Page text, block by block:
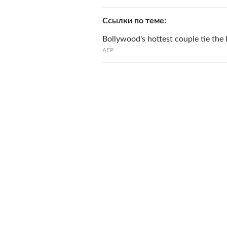
Ссылки по теме
Bollywood's hottest couple tie the
AFP